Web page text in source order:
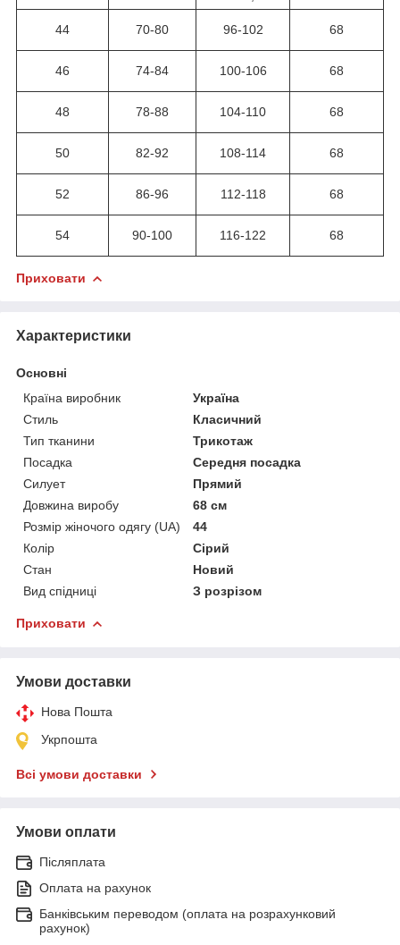
44 70-80 96-102 68
46 74-84 100-106 68
48 78-88 104-110 68
50 82-92 108-114 68
52 86-96 112-118 68
54 90-100 116-122 68
Приховати
Характеристики
Основні
Країна виробник
Україна
Стиль
Класичний
Тип тканини
Трикотаж
Посадка
Середня посадка
Силует
Прямий
Довжина виробу
68 см
Розмір жіночого одягу (UA)
44
Колір
Сірий
Стан
Новий
Вид спідниці
З розрізом
Приховати
Умови доставки
Нова Пошта
Укрпошта
Всі умови доставки
Умови оплати
Післяплата
Оплата на рахунок
Банківським переводом (оплата на розрахунковий
рахунок)